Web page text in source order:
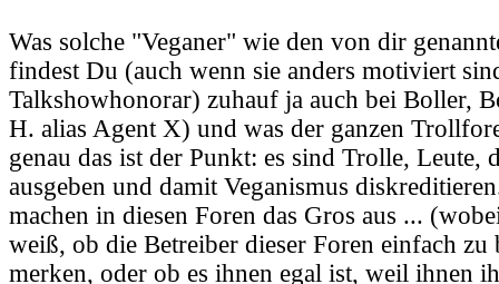
Was solche "Veganer" wie den von dir
findest Du (auch wenn sie anders motiviert
Talkshowhonorar) zuhauf ja auch bei Boller,
H. alias Agent X) und was der ganzen
genau das ist der Punkt: es sind Trolle, Leute,
ausgeben und damit Veganismus
machen in diesen Foren das Gros aus ...
weiß, ob die Betreiber dieser Foren einfach zu
merken, oder ob es ihnen egal ist, weil ihnen